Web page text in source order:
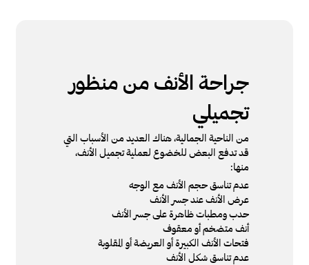
جراحة الأنف من منظور
تجميلي
من الناحية الجمالية، هناك العديد من الأسباب التي
قد تدفع البعض للخضوع لعملية تجميل الأنف،
منها:
عدم تناسق حجم الأنف مع الوجه
عرض الأنف عند جسر الأنف
حدب ومطبات ظاهرة على جسر الأنف
أنف متضخم أو معقوف
فتحات الأنف الكبيرة أو العريضة أو المقلوبة
عدم تناسق شكل الأنف